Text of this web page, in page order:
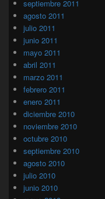
septiembre 2011
agosto 2011
julio 2011
junio 2011
mayo 2011
abril 2011
marzo 2011
febrero 2011
enero 2011
diciembre 2010
noviembre 2010
octubre 2010
septiembre 2010
agosto 2010
julio 2010
junio 2010